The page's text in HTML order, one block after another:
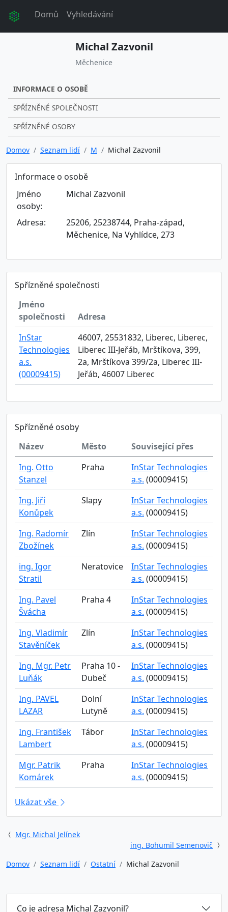
Domů Vyhledávání
Michal Zazvonil
Měchenice
INFORMACE O OSOBĚ
SPŘÍZNĚNÉ SPOLEČNOSTI
SPŘÍZNĚNÉ OSOBY
Domov Seznam lidí M Michal Zazvonil
Informace o osobě
Jméno
osoby:
Michal Zazvonil
Adresa:
25206, 25238744, Praha-západ,
Měchenice, Na Vyhlídce, 273
Spřízněné společnosti
Jméno
společnosti
Adresa
InStar
Technologies
a.s.
(00009415)
46007, 25531832, Liberec, Liberec,
Liberec III-Jeřáb, Mrštíkova, 399,
2a, Mrštíkova 399/2a, Liberec III-
Jeřáb, 46007 Liberec
Spřízněné osoby
Název
Město
Související přes
Ing. Otto
Stanzel
Praha
InStar Technologies
a.s. (00009415)
Ing. Jiří
Konůpek
Slapy
InStar Technologies
a.s. (00009415)
Ing. Radomír
Zbožínek
Zlín
InStar Technologies
a.s. (00009415)
ing. Igor
Stratil
Neratovice
InStar Technologies
a.s. (00009415)
Ing. Pavel
Švácha
Praha 4
InStar Technologies
a.s. (00009415)
Ing. Vladimír
Stavěníček
Zlín
InStar Technologies
a.s. (00009415)
Ing. Mgr. Petr
Luňák
Praha 10 -
Dubeč
InStar Technologies
a.s. (00009415)
Ing. PAVEL
LAZAR
Dolní
Lutyně
InStar Technologies
a.s. (00009415)
Ing. František
Lambert
Tábor
InStar Technologies
a.s. (00009415)
Mgr. Patrik
Komárek
Praha
InStar Technologies
a.s. (00009415)
Ukázat vše
Mgr. Michal Jelínek
ing. Bohumil Semenovič
Domov
Seznam lidí Ostatní Michal Zazvonil
Co je adresa Michal Zazvonil?